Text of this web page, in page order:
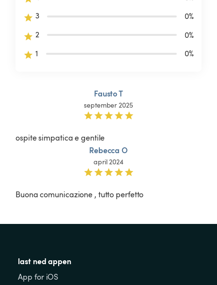
3
0%
2
0%
1
0%
Fausto T
september 2025
ospite simpatica e gentile
Rebecca O
april 2024
Buona comunicazione , tutto perfetto
last ned appen
App for iOS